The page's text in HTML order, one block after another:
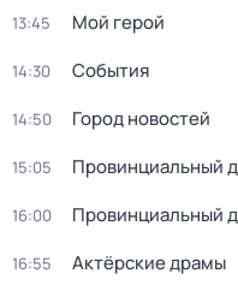
13:45 Мой герой
14:30 События
14:50 Город новостей
15:05 Провинциальный
16:00 Провинциальный
16:55 Актёрские драмы